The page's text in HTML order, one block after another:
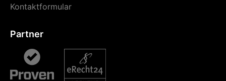
Kontaktformular
Partner